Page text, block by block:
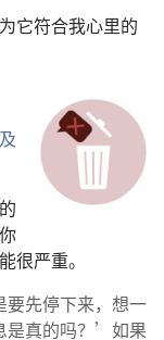
它符合我心里的
很严重。
要先停下来，想一
是真的吗？’如果